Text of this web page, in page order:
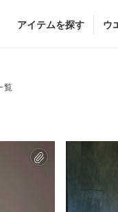
アイテムを探す ウ